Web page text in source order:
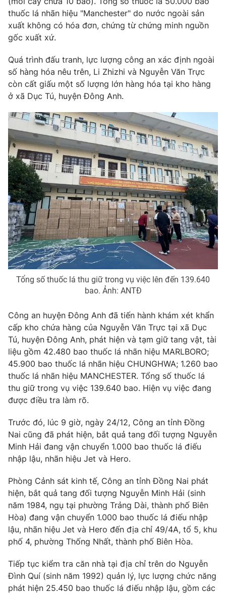
Chất lượng cuộc sống
Tuyển sinh
Học trực tuyến
Công nghệ
Hitech Công nghệ tương lai
Sản phẩm
Thị trường
Tư vấn
Giao lưu trực tuyến
Lịch phát sóng
Chuyên mục khác
Emagazine Podcast
Photo Infographic
Video Shorts video
VTV Money VTV Thể thao
VTV Sức khoẻ Bất động sản
Thị trường 24h Tấm lòng Việt
VTV9 VTV8
Liên hệ tòa soạn English
THỜI BÁO VTV
Theo dõi báo trên
Cơ quan chủ quản:Đài Truyền hình Việt Nam
Cơ quan báo chí: Thời báo VTV
Giấy phép hoạt động báo in và báo điện tử số 483/GP-BTTTT
cấp ngày 29/12/2023
Tổng Biên tập:
Vũ Thanh Thủy
Phó Tổng Biên tập: Nguyễn Thị Mỹ Hạnh, Phạm Quốc Thắng,
Nguyễn Trọng Ninh
Tổng đài VTV: 024.38 355 931 - 024.38 355 932
thuốc lá nhãn hiệu "Manchester" do nước ngoài sản
xuất không có hóa đơn, chứng từ chứng minh nguồn
gốc xuất xứ.
Quá trình đấu tranh, lực lượng công an xác định ngoài
số hàng hóa nêu trên, Li Zhizhi và Nguyễn Văn Trực
còn cất giấu một số lượng lớn hàng hóa tại kho hàng
ở xã Dục Tú, huyện Đông Anh.
Tổng số thuốc lá thu giữ trong vụ việc lên đến 139.640
bao. Ảnh: ANTĐ
Công an huyện Đông Anh đã tiến hành khám xét khẩn
cấp kho chứa hàng của Nguyễn Văn Trực tại xã Dục
Tú, huyện Đông Anh, phát hiện và tạm giữ tang vật, tài
liệu gồm 42.480 bao thuốc lá nhãn hiệu MARLBORO;
45.900 bao thuốc lá nhãn hiệu CHUNGHWA; 1.260 bao
thuốc lá nhãn hiệu MANCHESTER. Tổng số thuốc lá
thu giữ trong vụ việc 139.640 bao. Hiện vụ việc đang
được điều tra làm rõ.
Trước đó, lúc 9 giờ, ngày 24/12, Công an tỉnh Đồng
Nai cũng đã phát hiện, bắt quả tang đối tượng Nguyễn
Minh Hải đang vận chuyển 1.000 bao thuốc lá điếu
nhập lậu, nhãn hiệu Jet và Hero.
Phòng Cảnh sát kinh tế, Công an tỉnh Đồng Nai phát
hiện, bắt quả tang đối tượng Nguyễn Minh Hải (sinh
năm 1984, ngụ tại phường Trảng Dài, thành phố Biên
Hòa) đang vận chuyển 1.000 bao thuốc lá điếu nhập
lậu, nhãn hiệu Jet và Hero đến địa chỉ 49/4A, tổ 5, khu
phố 4, phường Thống Nhất, thành phố Biên Hòa.
Tiếp tục kiểm tra căn nhà tại địa chỉ trên do Nguyễn
Đình Quí (sinh năm 1992) quản lý, lực lượng chức năng
phát hiện 25.450 bao thuốc lá điếu nhập lậu, gồm các